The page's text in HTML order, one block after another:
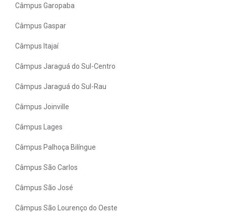
Câmpus Garopaba
Câmpus Gaspar
Câmpus Itajaí
Câmpus Jaraguá do Sul-Centro
Câmpus Jaraguá do Sul-Rau
Câmpus Joinville
Câmpus Lages
Câmpus Palhoça Bilíngue
Câmpus São Carlos
Câmpus São José
Câmpus São Lourenço do Oeste